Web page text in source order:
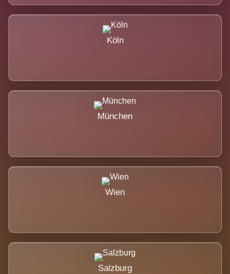
Köln
München
Wien
Salzburg